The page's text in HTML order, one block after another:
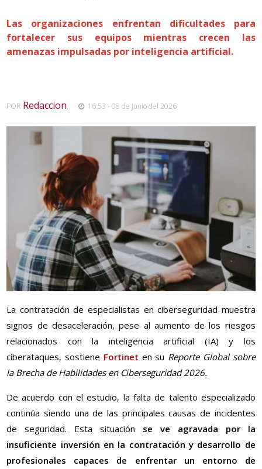
Las organizaciones enfrentan dificultades para
fortalecer sus equipos mientras crecen las
amenazas impulsadas por inteligencia artificial.
POR Redaccion, 16:53 - 08 de Junio del 2026
La contratación de especialistas en ciberseguridad muestra
signos de desaceleración, pese al aumento de los riesgos
relacionados con la inteligencia artificial (IA) y los
ciberataques, sostiene Fortinet en su Reporte Global sobre
la Brecha de Habilidades en Ciberseguridad 2026.
De acuerdo con el estudio, la falta de talento especializado
continúa siendo una de las principales causas de incidentes
de seguridad. Esta situación se ve agravada por la
insuficiente inversión en la contratación y desarrollo de
profesionales capaces de enfrentar un entorno de